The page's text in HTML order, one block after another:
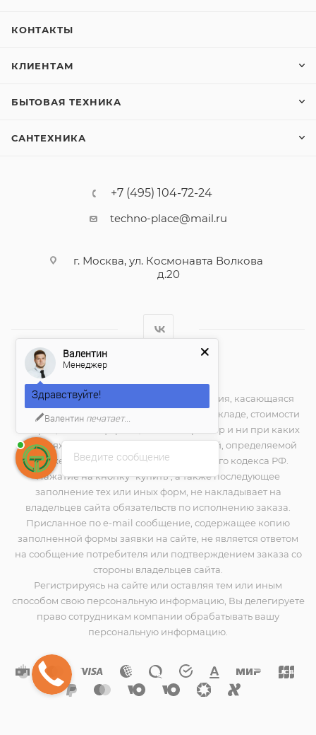
КОНТАКТЫ
КЛИЕНТАМ
БЫТОВАЯ ТЕХНИКА
САНТЕХНИКА
+7 (495) 104-72-24
techno-place@mail.ru
г. Москва, ул. Космонавта Волкова
д.20
2026 © techno-place.store
Вся представленная на сайте информация, касающаяся
технических характеристик, наличия на складе, стоимости
товаров, носит информационный характер и ни при каких
условиях не является публичной офертой, определяемой
положениями Статьи 437(2) Гражданского кодекса РФ.
Нажатие на кнопку "купить", а также последующее
заполнение тех или иных форм, не накладывает на
владельцев сайта обязательств по исполнению заказа.
Присланное по e-mail сообщение, содержащее копию
заполненной формы заявки на сайте, не является ответом
на сообщение потребителя или подтверждением заказа со
стороны владельцев сайта.
Регистрируясь на сайте или оставляя тем или иным
способом свою персональную информацию, Вы делегируете
право сотрудникам компании обрабатывать вашу
персональную информацию.
Введите сообщение
Валентин
Менеджер
Здравствуйте!
Валентин печатает...